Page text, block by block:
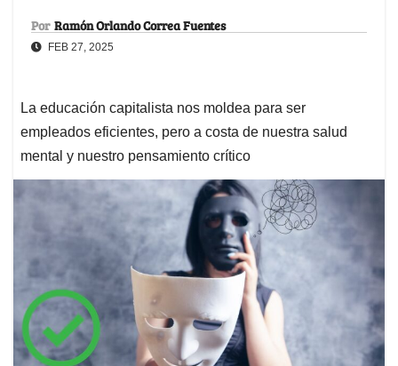
Por Ramón Orlando Correa Fuentes
FEB 27, 2025
La educación capitalista nos moldea para ser
empleados eficientes, pero a costa de nuestra salud
mental y nuestro pensamiento crítico